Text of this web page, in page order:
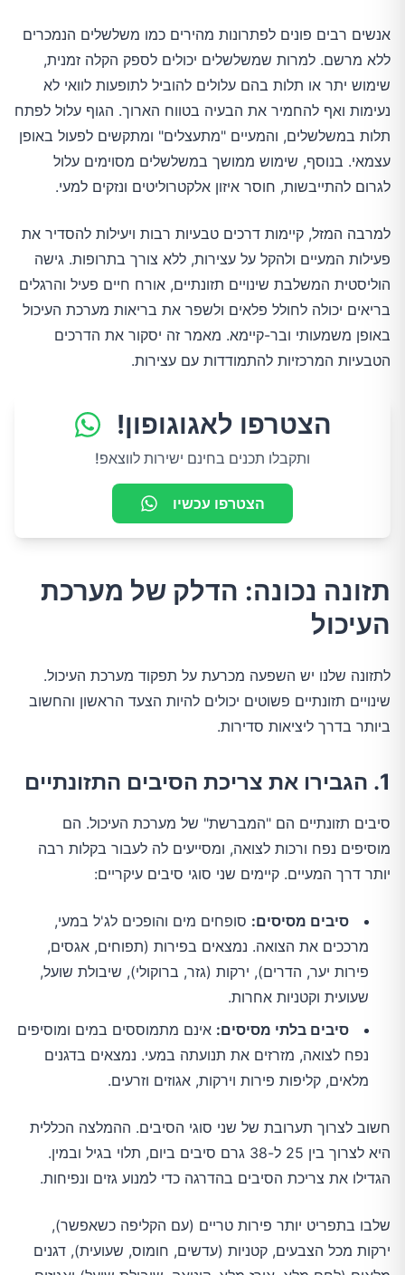
אנשים רבים פונים לפתרונות מהירים כמו משלשלים הנמכרים
ללא מרשם. למרות שמשלשלים יכולים לספק הקלה זמנית,
שימוש יתר או תלות בהם עלולים להוביל לתופעות לוואי לא
נעימות ואף להחמיר את הבעיה בטווח הארוך. הגוף עלול לפתח
תלות במשלשלים, והמעיים "מתעצלים" ומתקשים לפעול באופן
עצמאי. בנוסף, שימוש ממושך במשלשלים מסוימים עלול
לגרום להתייבשות, חוסר איזון אלקטרוליטים ונזקים למעי.
למרבה המזל, קיימות דרכים טבעיות רבות ויעילות להסדיר את
פעילות המעיים ולהקל על עצירות, ללא צורך בתרופות. גישה
הוליסטית המשלבת שינויים תזונתיים, אורח חיים פעיל והרגלים
בריאים יכולה לחולל פלאים ולשפר את בריאות מערכת העיכול
באופן משמעותי ובר-קיימא. מאמר זה יסקור את הדרכים
הטבעיות המרכזיות להתמודדות עם עצירות.
הצטרפו לאגוגופון!
ותקבלו תכנים בחינם ישירות לווצאפ!
הצטרפו עכשיו
תזונה נכונה: הדלק של מערכת
העיכול
לתזונה שלנו יש השפעה מכרעת על תפקוד מערכת העיכול.
שינויים תזונתיים פשוטים יכולים להיות הצעד הראשון והחשוב
ביותר בדרך ליציאות סדירות.
1. הגבירו את צריכת הסיבים התזונתיים
סיבים תזונתיים הם "המברשת" של מערכת העיכול. הם
מוסיפים נפח ורכות לצואה, ומסייעים לה לעבור בקלות רבה
יותר דרך המעיים. קיימים שני סוגי סיבים עיקריים:
סיבים מסיסים: סופחים מים והופכים לג'ל במעי,
מרככים את הצואה. נמצאים בפירות (תפוחים, אגסים,
פירות יער, הדרים), ירקות (גזר, ברוקולי), שיבולת שועל,
שעועית וקטניות אחרות.
סיבים בלתי מסיסים: אינם מתמוססים במים ומוסיפים
נפח לצואה, מזרזים את תנועתה במעי. נמצאים בדגנים
מלאים, קליפות פירות וירקות, אגוזים וזרעים.
חשוב לצרוך תערובת של שני סוגי הסיבים. ההמלצה הכללית
היא לצרוך בין 25 ל-38 גרם סיבים ביום, תלוי בגיל ובמין.
הגדילו את צריכת הסיבים בהדרגה כדי למנוע גזים ונפיחות.
שלבו בתפריט יותר פירות טריים (עם הקליפה כשאפשר),
ירקות מכל הצבעים, קטניות (עדשים, חומוס, שעועית), דגנים